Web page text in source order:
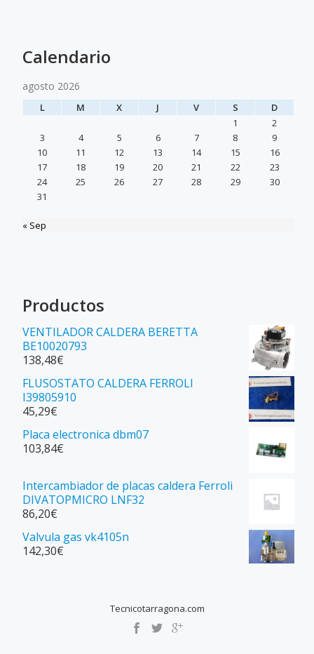
Calendario
agosto 2026
L M X J V S
D
1
2
3
4 5 6 7 8
9
10
11 12 13 14 15
16
17
18 19 20 21 22
23
24
25 26 27 28 29
30
31
« Sep
Productos
VENTILADOR CALDERA BERETTA
BE10020793
138,48€
FLUSOSTATO CALDERA FERROLI
I39805910
45,29€
Placa electronica dbm07
103,84€
Intercambiador de placas caldera Ferroli
DIVATOPMICRO LNF32
86,20€
Valvula gas vk4105n
142,30€
Tecnicotarragona.com